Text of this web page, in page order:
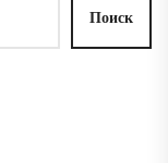
Поиск